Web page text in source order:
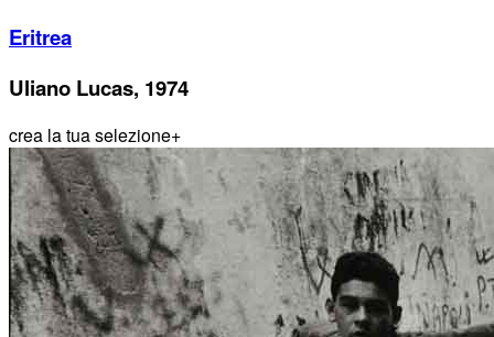
Eritrea
Uliano Lucas, 1974
crea la tua selezione+